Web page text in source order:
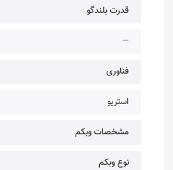
قدرت بلندگو
—
فناوری‌
استریو
مشخصات وبکم
نوع وبکم